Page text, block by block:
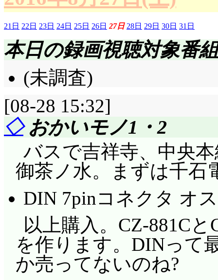
21日 22日 23日 24日 25日 26日 27日 28日 29日 30日 31日
本日の録画視聴対象番組
(未調査)
[08-28 15:32]
◇おかいモノ1・2
バスで吉祥寺、中央
御茶ノ水。まずは千石
DIN 7pinコネクタ オ
以上購入。CZ-881C
を作ります。DINって
か売ってないのね?